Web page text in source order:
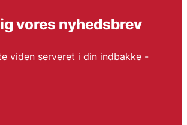
vores nyhedsbrev
viden serveret i din indbakke -